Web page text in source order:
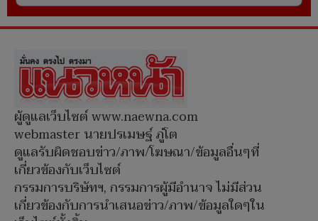
ผู้ดูแลเว็บไซต์ www.naewna.com
webmaster นายปรเมษฐ์ ภู่โต
ดูแลรับผิดชอบข่าว/ภาพ/โฆษณา/ข้อมูลอื่นๆที่
เกี่ยวข้องกับเว็บไซต์
กรรมการบริษัทฯ, กรรมการผู้มีอำนาจ ไม่มีส่วน
เกี่ยวข้องกับการนำเสนอข่าว/ภาพ/ข้อมูลใดๆใน